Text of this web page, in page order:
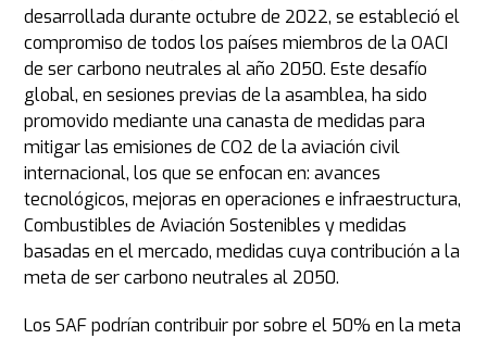
desarrollada durante octubre de 2022, se estableció el
compromiso de todos los países miembros de la OACI
de ser carbono neutrales al año 2050. Este desafío
global, en sesiones previas de la asamblea, ha sido
promovido mediante una canasta de medidas para
mitigar las emisiones de CO2 de la aviación civil
internacional, los que se enfocan en: avances
tecnológicos, mejoras en operaciones e infraestructura,
Combustibles de Aviación Sostenibles y medidas
basadas en el mercado, medidas cuya contribución a la
meta de ser carbono neutrales al 2050.
Los SAF podrían contribuir por sobre el 50% en la meta